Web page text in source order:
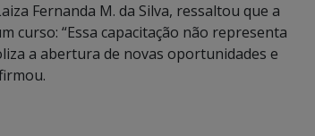
Fernanda M. da Silva, ressaltou que a
curso: “Essa capacitação não representa
a abertura de novas oportunidades e